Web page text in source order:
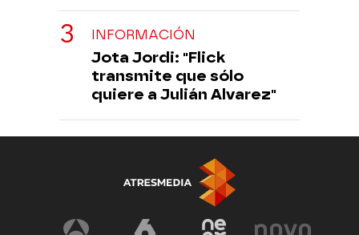
INFORMACIÓN
Jota Jordi: "Flick
transmite que sólo
quiere a Julián Alvarez"